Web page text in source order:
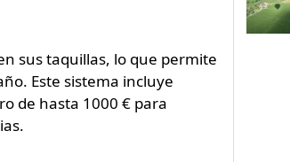
sus taquillas, lo que permite
Este sistema incluye
de hasta 1000 € para